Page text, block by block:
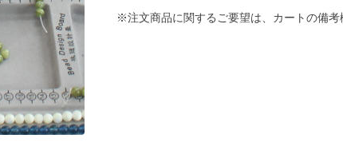
※注文商品に関するご要望は、カートの備